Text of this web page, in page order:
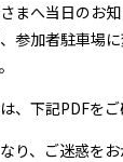
まへ当日のお
参加者駐車場
、下記PDFをご
り、ご迷惑を